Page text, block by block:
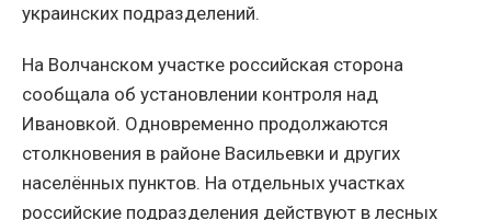
украинских подразделений.
На Волчанском участке российская сторона
сообщала об установлении контроля над
Ивановкой. Одновременно продолжаются
столкновения в районе Васильевки и других
населённых пунктов. На отдельных участках
российские подразделения действуют в лесных